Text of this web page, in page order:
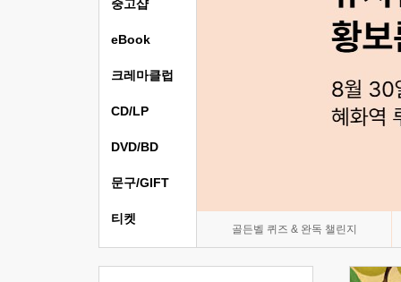
골든벨 퀴즈 & 완독 챌린지
중고샵
eBook
크레마클럽
CD/LP
DVD/BD
문구/GIFT
티켓